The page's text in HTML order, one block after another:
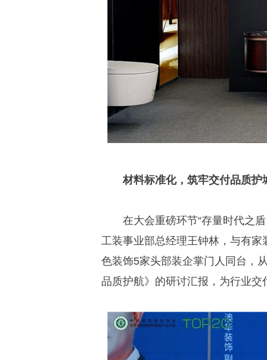
材料标准化，筑牢交付品质护
在大会重磅环节“存量时代之
工装事业部总经理王钟林，与有
色装饰5家头部装企掌门人同台，
品质护航》的研讨汇报，为行业交